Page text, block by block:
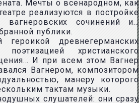
Мечты о всенародном, как
реализуются в постройке
вагнеровских сочинений и…
публики.
героикой древнегерманских
христианского
И при всем этом Вагнер
Вагнером, композитором
манеру которого
тактам музыки.
слушателей: они сразу